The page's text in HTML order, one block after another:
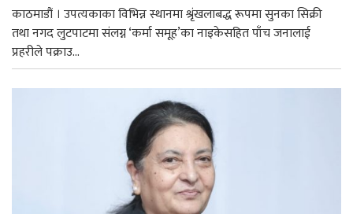
काठमाडौं । उपत्यकाका विभिन्न स्थानमा श्रृंखलाबद्ध रूपमा सुनका सिक्री
तथा नगद लुटपाटमा संलग्न ‘कर्मा समूह’का नाइकेसहित पाँच जनालाई
प्रहरीले पक्राउ...